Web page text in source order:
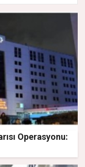
Operasyonu: